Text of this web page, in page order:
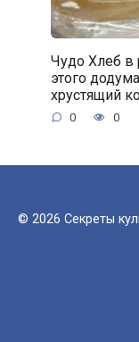
Чудо Хлеб в
этого
хрустящий
0 0
© 2026 Секреты